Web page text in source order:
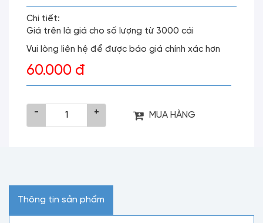
Chi tiết:
Giá trên là giá cho số lượng từ 3000 cái
Vui lòng liên hệ để được báo giá chính xác hơn
60.000 đ
- + MUA HÀNG
Thông tin sản phẩm